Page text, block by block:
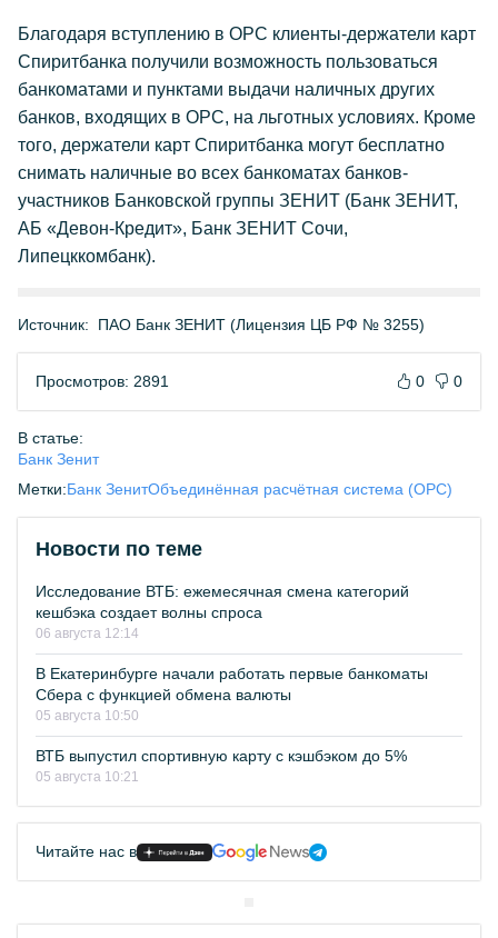
Благодаря вступлению в ОРС клиенты-держатели карт
Спиритбанка получили возможность пользоваться
банкоматами и пунктами выдачи наличных других
банков, входящих в ОРС, на льготных условиях. Кроме
того, держатели карт Спиритбанка могут бесплатно
снимать наличные во всех банкоматах банков-
участников Банковской группы ЗЕНИТ (Банк ЗЕНИТ,
АБ «Девон-Кредит», Банк ЗЕНИТ Сочи,
Липецккомбанк).
Источник: ПАО Банк ЗЕНИТ (Лицензия ЦБ РФ № 3255)
Просмотров: 2891 0 0
В статье:
Банк Зенит
Метки:Банк ЗенитОбъединённая расчётная система (ОРС)
Новости по теме
Исследование ВТБ: ежемесячная смена категорий
кешбэка создает волны спроса
06 августа 12:14
В Екатеринбурге начали работать первые банкоматы
Сбера с функцией обмена валюты
05 августа 10:50
ВТБ выпустил спортивную карту с кэшбэком до 5%
05 августа 10:21
Читайте нас в